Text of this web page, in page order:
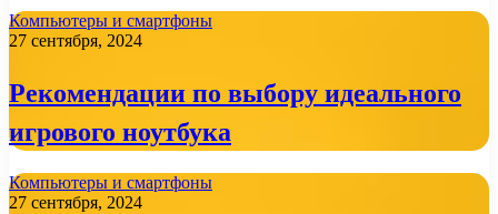
Компьютеры и смартфоны
27 сентября, 2024
Рекомендации по выбору идеального
игрового ноутбука
Компьютеры и смартфоны
27 сентября, 2024